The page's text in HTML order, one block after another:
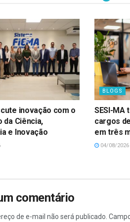
inovação com o
da Ciência,
e Inovação
BLOGS
SESI-MA
cargos
em três
04/08/2026
comentário
de e-mail não será publicado.